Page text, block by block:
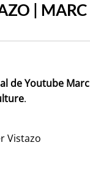
| MARC
de Youtube Marc
.
Vistazo